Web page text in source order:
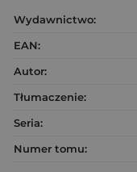
Wydawnictwo:
EAN:
Autor:
Tłumaczenie:
Seria:
Numer tomu: